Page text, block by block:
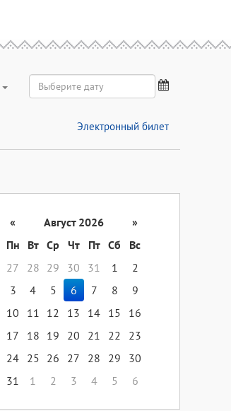
Электронный билет
« Август 2026
»
Пн
Вт Ср Чт Пт Сб
Вс
27
28 29 30 31 1
2
3
4 5 6 7 8
9
10
11 12 13 14 15
16
17
18 19 20 21 22
23
24 25 26 27 28 29
30
31
1 2 3 4 5 6